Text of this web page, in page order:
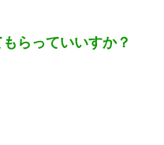
らっていいすか？